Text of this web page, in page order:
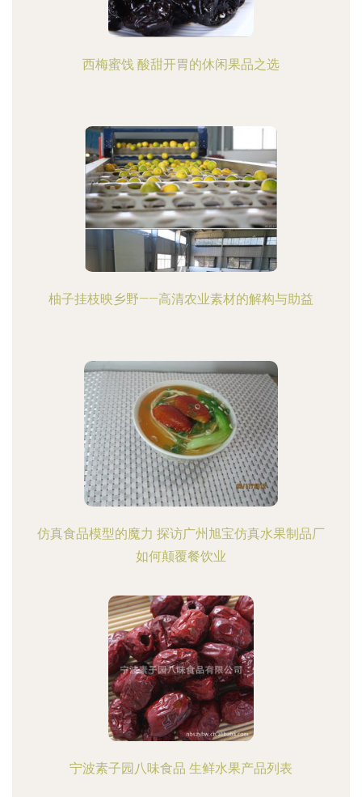
西梅蜜饯 酸甜开胃的休闲果品之选
柚子挂枝映乡野——高清农业素材的解构与助益
仿真食品模型的魔力 探访广州旭宝仿真水果制品厂
如何颠覆餐饮业
宁波素子园八味食品 生鲜水果产品列表